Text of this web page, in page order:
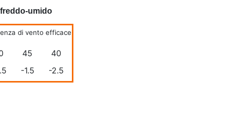
umido
di vento efficace
45
40
-1.5 -2.5